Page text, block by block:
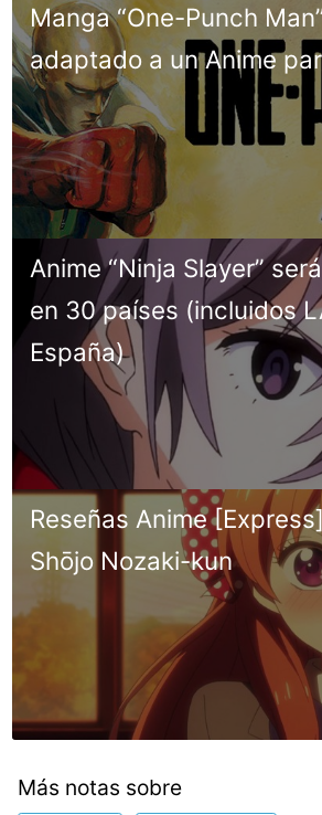
Manga “One-Punch
adaptado a un Anime
Anime “Ninja Slayer”
en 30 países (incluidos
España)
Reseñas Anime
Shōjo Nozaki-kun
Más notas sobre